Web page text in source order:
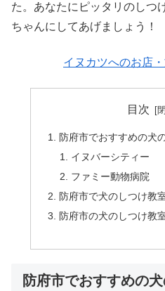
た。あなたにピッタリのしつ
ちゃんにしてあげましょう！
イヌカツへのお店
目次
防府市でおすすめの犬
イヌバーシティー
ファミー動物病院
防府市で犬のしつけ教
防府市の犬のしつけ教
防府市でおすすめの